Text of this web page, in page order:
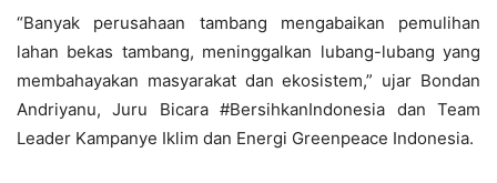
“Banyak perusahaan tambang mengabaikan pemulihan
lahan bekas tambang, meninggalkan lubang-lubang yang
membahayakan masyarakat dan ekosistem,” ujar Bondan
Andriyanu, Juru Bicara #BersihkanIndonesia dan Team
Leader Kampanye Iklim dan Energi Greenpeace Indonesia.